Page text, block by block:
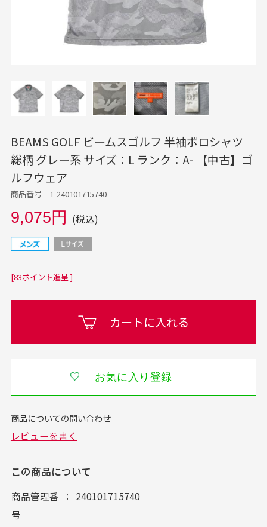
BEAMS GOLF ビームスゴルフ 半袖ポロシャツ
総柄 グレー系 サイズ：L ランク：A- 【中古】ゴ
ルフウェア
商品番号 1-240101715740
9,075円 (税込)
[83ポイント進呈 ]
カートに入れる
お気に入り登録
この商品について
商品管理番
号
240101715740